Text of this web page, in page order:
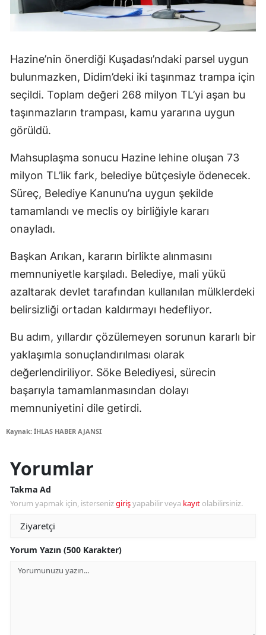
Hazine’nin önerdiği Kuşadası’ndaki parsel uygun
bulunmazken, Didim’deki iki taşınmaz trampa için
seçildi. Toplam değeri 268 milyon TL’yi aşan bu
taşınmazların trampası, kamu yararına uygun
görüldü.
Mahsuplaşma sonucu Hazine lehine oluşan 73
milyon TL’lik fark, belediye bütçesiyle ödenecek.
Süreç, Belediye Kanunu’na uygun şekilde
tamamlandı ve meclis oy birliğiyle kararı
onayladı.
Başkan Arıkan, kararın birlikte alınmasını
memnuniyetle karşıladı. Belediye, mali yükü
azaltarak devlet tarafından kullanılan mülklerdeki
belirsizliği ortadan kaldırmayı hedefliyor.
Bu adım, yıllardır çözülemeyen sorunun kararlı bir
yaklaşımla sonuçlandırılması olarak
değerlendiriliyor. Söke Belediyesi, sürecin
başarıyla tamamlanmasından dolayı
memnuniyetini dile getirdi.
Kaynak: İHLAS HABER AJANSI
Yorumlar
Takma Ad
Yorum yapmak için, istersenizgirişyapabilir veya kayıt olabilirsiniz.
Yorum Yazın (500 Karakter)